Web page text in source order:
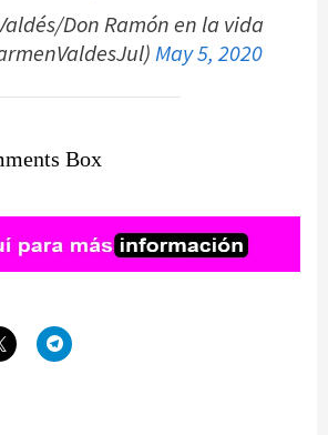
Don Ramón en la vida
May 5, 2020
Box